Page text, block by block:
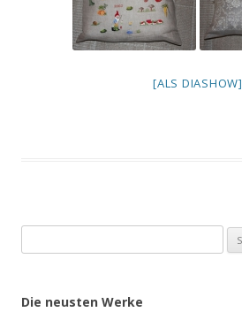
[ALS DIASHOW]
nach:
Die neusten Werke